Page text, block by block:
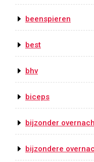
beenspieren
best
bhv
biceps
bijzonder
bijzondere